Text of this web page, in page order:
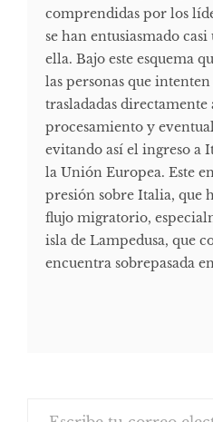
comprendidas por los
se han entusiasmado
ella. Bajo este esquema
las personas que
trasladadas directamente
procesamiento y
evitando así el ingreso a
la Unión Europea. Este
presión sobre Italia, que
flujo migratorio,
isla de Lampedusa, que
encuentra sobrepasada